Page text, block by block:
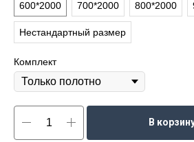
600*2000
700*2000 800*2000
Нестандартный размер
Комплект
В